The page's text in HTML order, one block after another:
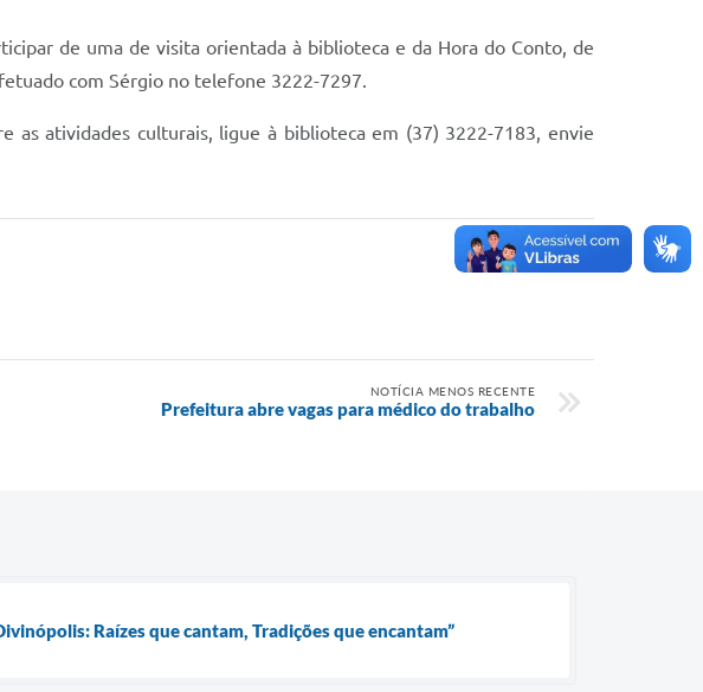
de uma de visita orientada à biblioteca e da Hora do Conto, de
com Sérgio no telefone 3222-7297.
as atividades culturais, ligue à biblioteca em (37) 3222-7183, envie
NOTÍCIA MENOS RECENTE
Prefeitura abre vagas para médico do trabalho
Raízes que cantam, Tradições que encantam”